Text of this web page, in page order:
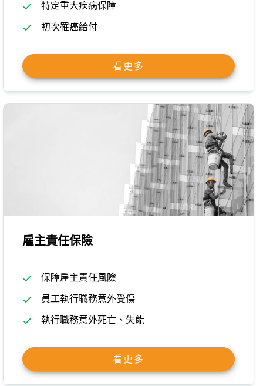
特定重大疾病保障
初次罹癌給付
看更多
雇主責任保險
保障雇主責任風險
員工執行職務意外受傷
執行職務意外死亡、失能
看更多